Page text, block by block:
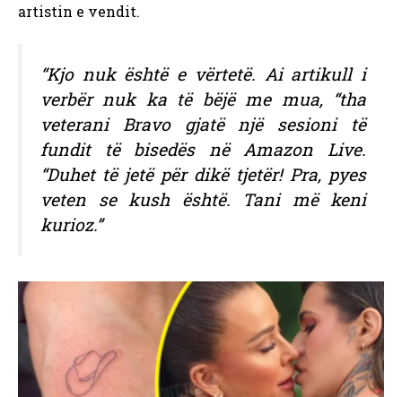
artistin e vendit.
“Kjo nuk është e vërtetë. Ai artikull i
verbër nuk ka të bëjë me mua, “tha
veterani Bravo gjatë një sesioni të
fundit të bisedës në Amazon Live.
“Duhet të jetë për dikë tjetër! Pra, pyes
veten se kush është. Tani më keni
kurioz.”